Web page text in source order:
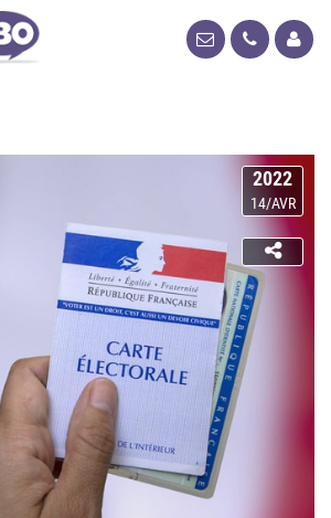
2022
14/AVR